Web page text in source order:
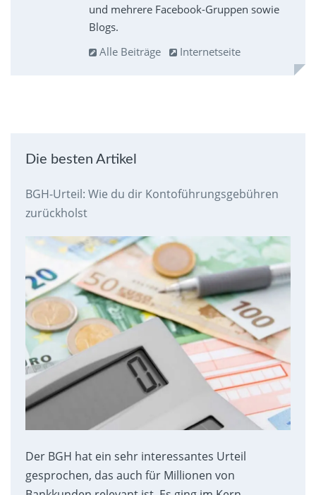
und mehrere Facebook-Gruppen sowie
Blogs.
Alle Beiträge
Internetseite
Die besten Artikel
BGH-Urteil: Wie du dir Kontoführungsgebühren
zurückholst
Der BGH hat ein sehr interessantes Urteil
gesprochen, das auch für Millionen von